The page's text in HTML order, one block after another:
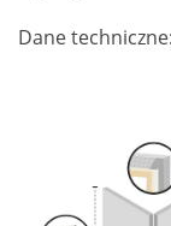
Dane techniczne: